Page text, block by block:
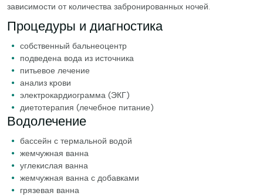
зависимости от количества забронированных ночей.
Процедуры и диагностика
собственный бальнеоцентр
подведена вода из источника
питьевое лечение
анализ крови
электрокардиограмма (ЭКГ)
диетотерапия (лечебное питание)
Водолечение
бассейн с термальной водой
жемчужная ванна
углекислая ванна
жемчужная ванна с добавками
грязевая ванна